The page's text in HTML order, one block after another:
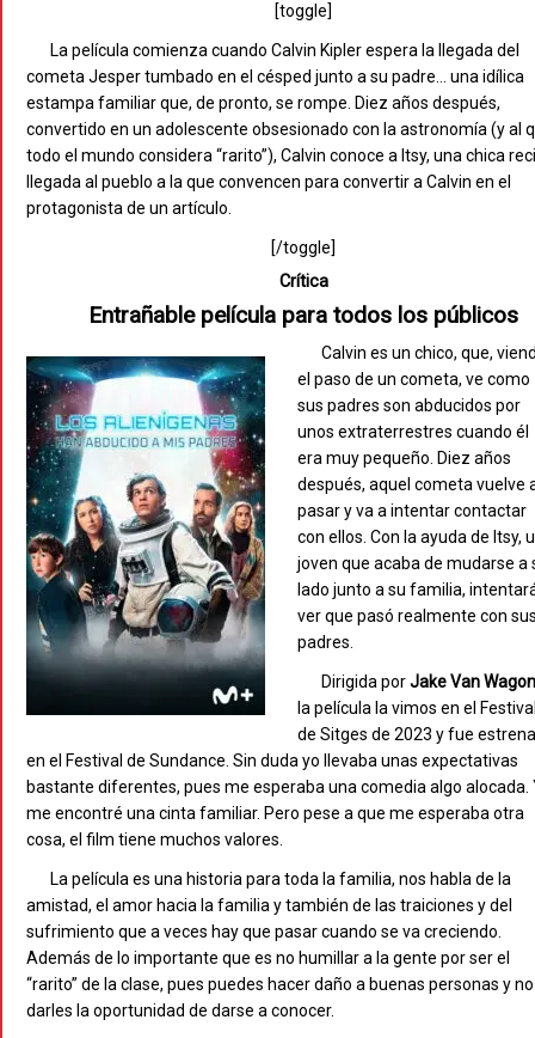
[toggle]
La película comienza cuando Calvin Kipler espera la llegada del
cometa Jesper tumbado en el césped junto a su padre… una idílica
estampa familiar que, de pronto, se rompe. Diez años después,
convertido en un adolescente obsesionado con la astronomía (y al
todo el mundo considera “rarito”), Calvin conoce a Itsy, una chica
llegada al pueblo a la que convencen para convertir a Calvin en el
protagonista de un artículo.
[/toggle]
Crítica
Entrañable película para todos los públicos
Calvin es un chico, que,
el paso de un cometa, ve como
sus padres son abducidos por
unos extraterrestres cuando él
era muy pequeño. Diez años
después, aquel cometa vuelve
pasar y va a intentar contactar
con ellos. Con la ayuda de Itsy,
joven que acaba de mudarse a
lado junto a su familia,
ver que pasó realmente con
padres.
Dirigida porJake Van
la película la vimos en el
de Sitges de 2023 y fue
en el Festival de Sundance. Sin duda yo llevaba unas expectativas
bastante diferentes, pues me esperaba una comedia algo alocada.
me encontré una cinta familiar. Pero pese a que me esperaba otra
cosa, el film tiene muchos valores.
La película es una historia para toda la familia, nos habla de la
amistad, el amor hacia la familia y también de las traiciones y del
sufrimiento que a veces hay que pasar cuando se va creciendo.
Además de lo importante que es no humillar a la gente por ser el
“rarito” de la clase, pues puedes hacer daño a buenas personas y no
darles la oportunidad de darse a conocer.